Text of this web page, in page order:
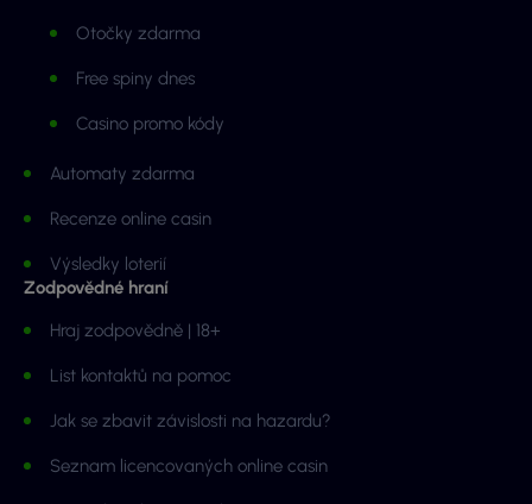
Otočky zdarma
Free spiny dnes
Casino promo kódy
Automaty zdarma
Recenze online casin
Výsledky loterií
Zodpovědné hraní
Hraj zodpovědně | 18+
List kontaktů na pomoc
Jak se zbavit závislosti na hazardu?
Seznam licencovaných online casin